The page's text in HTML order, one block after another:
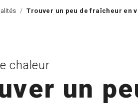
Trouver un peu de fraîcheur en
un
chaleur